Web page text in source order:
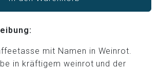
mit Namen in Weinrot.
in kräftigem weinrot und der